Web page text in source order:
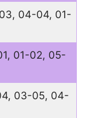
04-04, 01-
01-02, 05-
03-05, 04-